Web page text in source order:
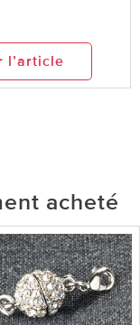
l’article
acheté